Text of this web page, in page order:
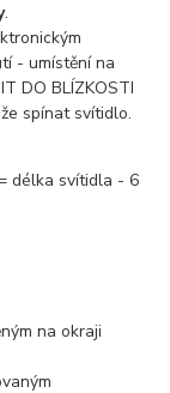
.
- umístění na
DO BLÍZKOSTI
spínat svítidlo.
délka svítidla - 6
na okraji